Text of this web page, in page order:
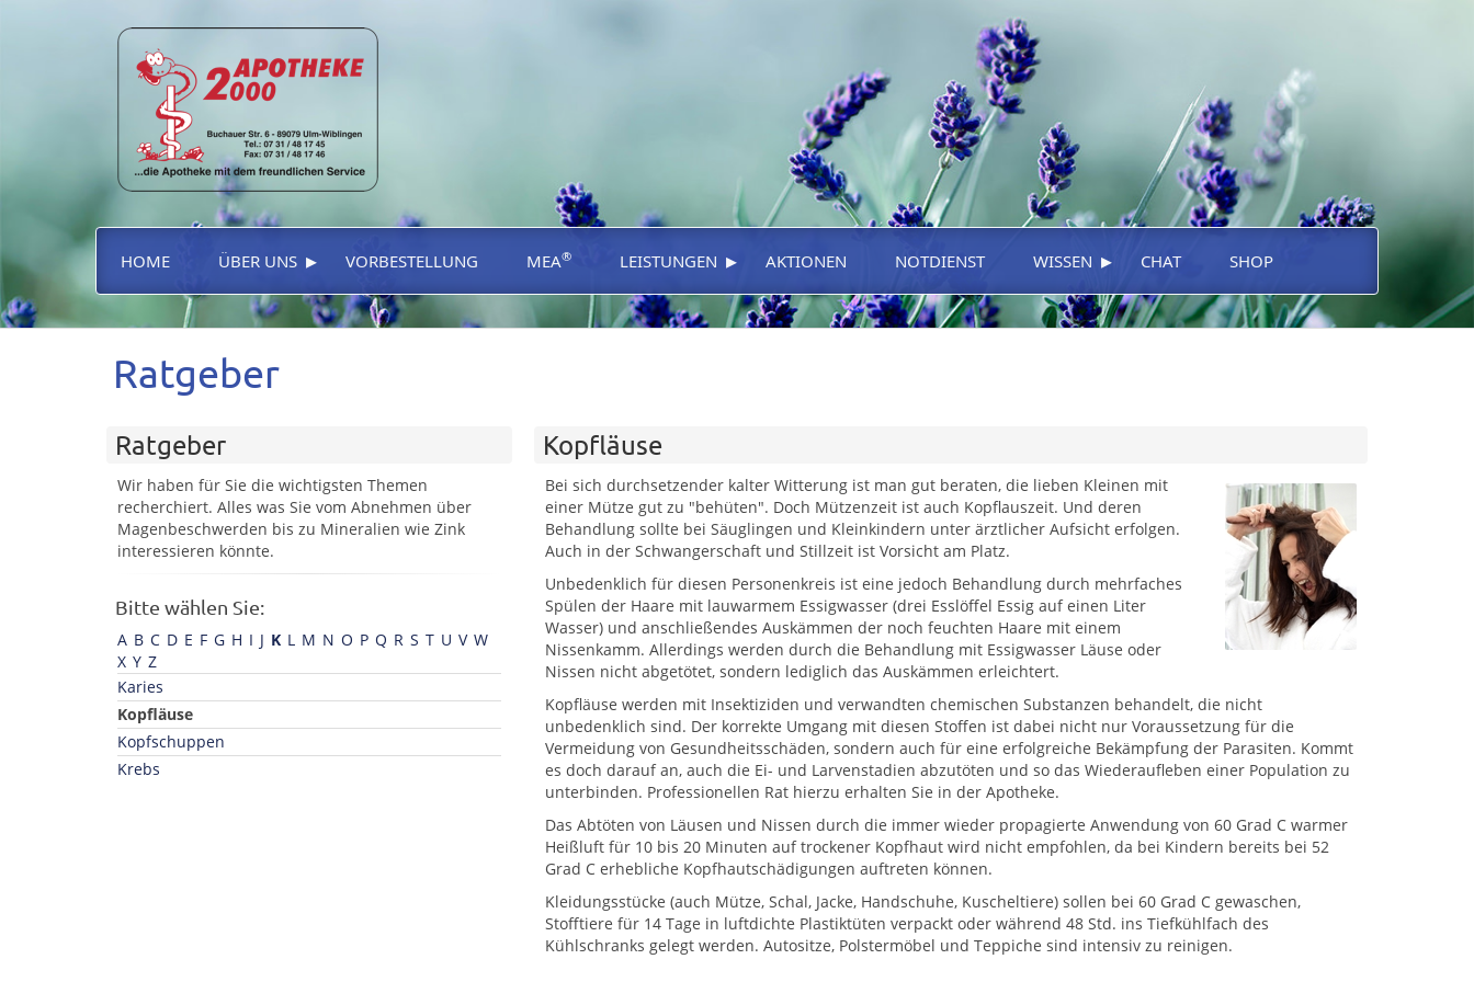
HOME ÜBER UNS ▸ VORBESTELLUNG MEA® LEISTUNGEN ▸ AKTIONEN NOTDIENST WISSEN ▸ CHAT SHOP
Ratgeber
Ratgeber
Wir haben für Sie die wichtigsten Themen
recherchiert. Alles was Sie vom Abnehmen über
Magenbeschwerden bis zu Mineralien wie Zink
interessieren könnte.
Bitte wählen Sie:
A B C D E F G H I J K L M N O P Q R S T U V W
X Y Z
Karies
Kopfläuse
Kopfschuppen
Krebs
Kopfläuse
Bei sich durchsetzender kalter Witterung ist man gut beraten, die lieben Kleinen mit
einer Mütze gut zu "behüten". Doch Mützenzeit ist auch Kopflauszeit. Und deren
Behandlung sollte bei Säuglingen und Kleinkindern unter ärztlicher Aufsicht erfolgen.
Auch in der Schwangerschaft und Stillzeit ist Vorsicht am Platz.
Unbedenklich für diesen Personenkreis ist eine jedoch Behandlung durch mehrfaches
Spülen der Haare mit lauwarmem Essigwasser (drei Esslöffel Essig auf einen Liter
Wasser) und anschließendes Auskämmen der noch feuchten Haare mit einem
Nissenkamm. Allerdings werden durch die Behandlung mit Essigwasser Läuse oder
Nissen nicht abgetötet, sondern lediglich das Auskämmen erleichtert.
Kopfläuse werden mit Insektiziden und verwandten chemischen Substanzen behandelt, die nicht
unbedenklich sind. Der korrekte Umgang mit diesen Stoffen ist dabei nicht nur Voraussetzung für die
Vermeidung von Gesundheitsschäden, sondern auch für eine erfolgreiche Bekämpfung der Parasiten. Kommt
es doch darauf an, auch die Ei- und Larvenstadien abzutöten und so das Wiederaufleben einer Population zu
unterbinden. Professionellen Rat hierzu erhalten Sie in der Apotheke.
Das Abtöten von Läusen und Nissen durch die immer wieder propagierte Anwendung von 60 Grad C warmer
Heißluft für 10 bis 20 Minuten auf trockener Kopfhaut wird nicht empfohlen, da bei Kindern bereits bei 52
Grad C erhebliche Kopfhautschädigungen auftreten können.
Kleidungsstücke (auch Mütze, Schal, Jacke, Handschuhe, Kuscheltiere) sollen bei 60 Grad C gewaschen,
Stofftiere für 14 Tage in luftdichte Plastiktüten verpackt oder während 48 Std. ins Tiefkühlfach des
Kühlschranks gelegt werden. Autositze, Polstermöbel und Teppiche sind intensiv zu reinigen.